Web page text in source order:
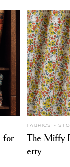
for
FABRICS
The Miffy
erty